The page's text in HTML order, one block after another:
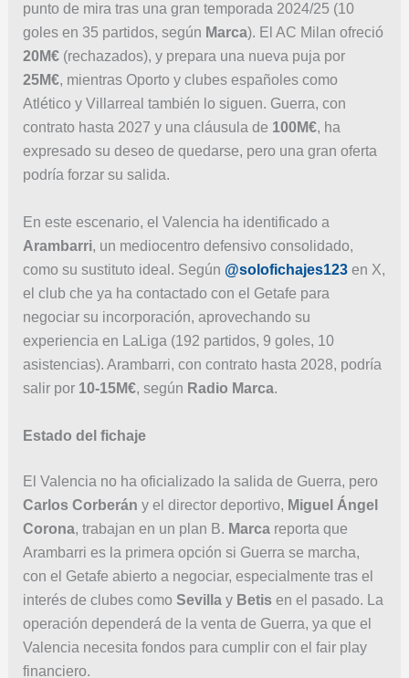
punto de mira tras una gran temporada 2024/25 (10
goles en 35 partidos, según Marca). El AC Milan ofreció
20M€(rechazados), y prepara una nueva puja por
25M€, mientras Oporto y clubes españoles como
Atlético y Villarreal también lo siguen. Guerra, con
contrato hasta 2027 y una cláusula de 100M€, ha
expresado su deseo de quedarse, pero una gran oferta
podría forzar su salida.
En este escenario, el Valencia ha identificado a
Arambarri, un mediocentro defensivo consolidado,
como su sustituto ideal. Según @solofichajes123en X,
el club che ya ha contactado con el Getafe para
negociar su incorporación, aprovechando su
experiencia en LaLiga (192 partidos, 9 goles, 10
asistencias). Arambarri, con contrato hasta 2028, podría
salir por 10-15M€, según Radio Marca.
Estado del fichaje
El Valencia no ha oficializado la salida de Guerra, pero
Carlos Corberán y el director deportivo, Miguel Ángel
Corona, trabajan en un plan B. Marcareporta que
Arambarri es la primera opción si Guerra se marcha,
con el Getafe abierto a negociar, especialmente tras el
interés de clubes como Sevillay Betis en el pasado. La
operación dependerá de la venta de Guerra, ya que el
Valencia necesita fondos para cumplir con el fair play
financiero.